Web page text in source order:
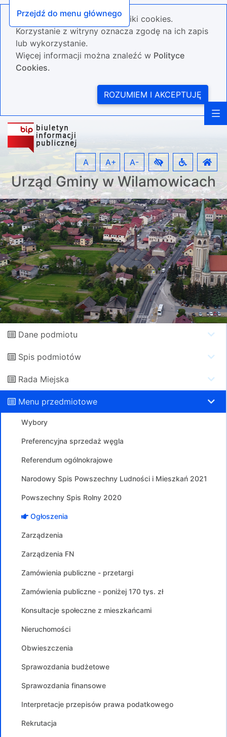
Przejdź do menu głównego
Nasza strona wykorzystuje pliki cookies.
Korzystanie z witryny oznacza zgodę na ich zapis
lub wykorzystanie.
Więcej informacji można znaleźć w Polityce
Cookies.
ROZUMIEM I AKCEPTUJĘ
Urząd Gminy w Wilamowicach
A A+ A-
Dane podmiotu
Spis podmiotów
Rada Miejska
Menu przedmiotowe
Wybory
Preferencyjna sprzedaż węgla
Referendum ogólnokrajowe
Narodowy Spis Powszechny Ludności i Mieszkań 2021
Powszechny Spis Rolny 2020
Ogłoszenia
Zarządzenia
Zarządzenia FN
Zamówienia publiczne - przetargi
Zamówienia publiczne - poniżej 170 tys. zł
Konsultacje społeczne z mieszkańcami
Nieruchomości
Obwieszczenia
Sprawozdania budżetowe
Sprawozdania finansowe
Interpretacje przepisów prawa podatkowego
Rekrutacja